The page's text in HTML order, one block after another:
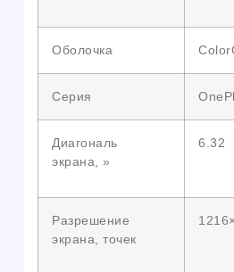
Оболочка
Серия
Диагональ
экрана, »
6.32
Разрешение
экрана, точек